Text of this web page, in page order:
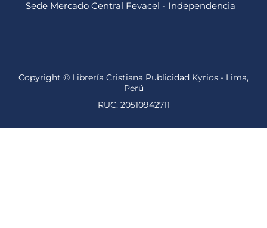
Sede Mercado Central Fevacel - Independencia
Copyright © Librería Cristiana Publicidad Kyrios - Lima,
Perú
RUC: 20510942711